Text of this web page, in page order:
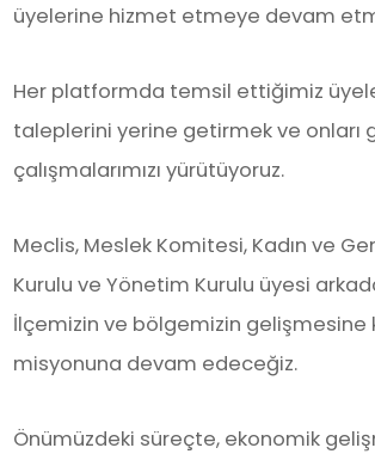
üyelerine hizmet etmeye devam
Her platformda temsil ettiğimiz
taleplerini yerine getirmek ve onları
çalışmalarımızı yürütüyoruz.
Meclis, Meslek Komitesi, Kadın ve
Kurulu ve Yönetim Kurulu üyesi
İlçemizin ve bölgemizin gelişmesine
misyonuna devam edeceğiz.
Önümüzdeki süreçte, ekonomik